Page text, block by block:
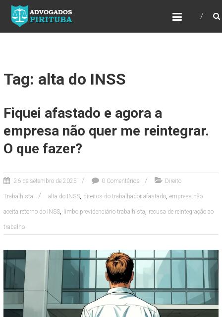
ADVOGADOS PIRITUBA
Precisando de advogado? Entre em contato!
Fazemos toda a assessoria que você
Tag: alta do INSS
Fiquei afastado e agora a
empresa não quer me reintegrar.
O que fazer?
26 de setembro de 2025 0 Comentários Direito
Trabalhista alta do INSS, direitos do trabalhador afastado, empresa não
aceita retorno do INSS, limbo previdenciário trabalhista, recusa de reintegração ao
trabalho